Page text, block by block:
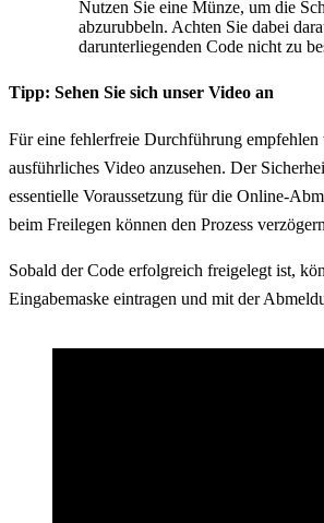
Nutzen Sie eine Münze, um die
abzurubbeln. Achten Sie dabei
darunterliegenden Code nicht zu
Tipp: Sehen Sie sich unser Video an
Für eine fehlerfreie Durchführung empfehlen
ausführliches Video anzusehen. Der
essentielle Voraussetzung für die Online-
beim Freilegen können den Prozess
Sobald der Code erfolgreich freigelegt ist,
Eingabemaske eintragen und mit der